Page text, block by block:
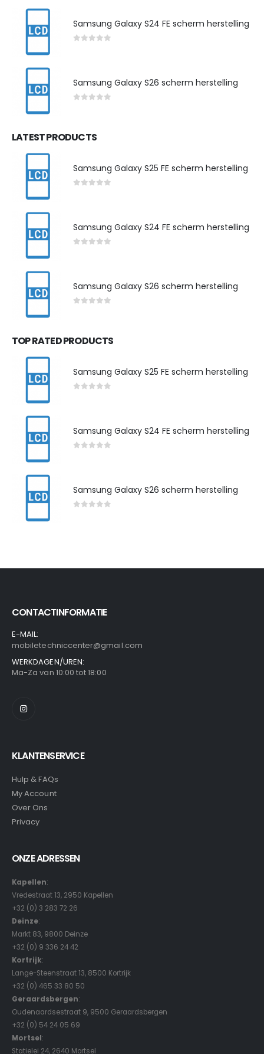
Samsung Galaxy S24 FE scherm herstelling
Samsung Galaxy S26 scherm herstelling
LATEST PRODUCTS
Samsung Galaxy S25 FE scherm herstelling
Samsung Galaxy S24 FE scherm herstelling
Samsung Galaxy S26 scherm herstelling
TOP RATED PRODUCTS
Samsung Galaxy S25 FE scherm herstelling
Samsung Galaxy S24 FE scherm herstelling
Samsung Galaxy S26 scherm herstelling
CONTACTINFORMATIE
E-MAIL:
mobiletechniccenter@gmail.com
WERKDAGEN/UREN:
Ma-Za van 10:00 tot 18:00
KLANTENSERVICE
Hulp & FAQs
My Account
Over Ons
Privacy
ONZE ADRESSEN
Kapellen:
Vredestraat 13, 2950 Kapellen
+32 (0) 3 283 72 26
Deinze:
Markt 83, 9800 Deinze
+32 (0) 9 336 24 42
Kortrijk:
Lange-Steenstraat 13, 8500 Kortrijk
+32 (0) 465 33 80 50
Geraardsbergen:
Oudenaardsestraat 9, 9500 Geraardsbergen
+32 (0) 54 24 05 69
Mortsel:
Statielei 24, 2640 Mortsel